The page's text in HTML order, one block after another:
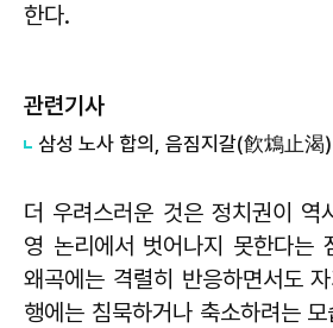
한다.
관련기사
삼성 노사 합의, 음짐지갈(飮鴆止渴)
더 우려스러운 것은 정치권이 역
영 논리에서 벗어나지 못한다는
왜곡에는 격렬히 반응하면서도
행에는 침묵하거나 축소하려는